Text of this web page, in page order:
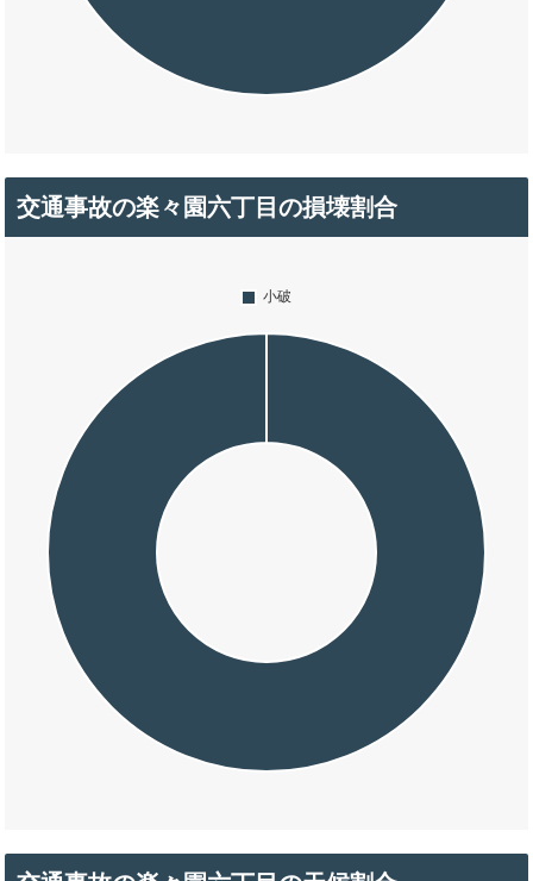
交通事故の楽々園六丁目の損壊割合